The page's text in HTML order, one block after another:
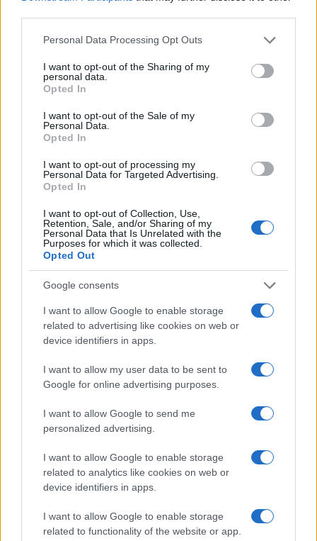
Please note that this website/app uses one or more Google
not limited to your visit or usage behaviour. You may click to
grant or deny consent to Google and its third-party tags to
use your data for below specified purposes in below Google
consent section.
Personal Data Processing Opt Outs
I want to opt-out of the Sharing of my
personal data.
Opted In
I want to opt-out of the Sale of my
Personal Data.
Opted In
I want to opt-out of processing my
Personal Data for Targeted Advertising.
Opted In
I want to opt-out of Collection, Use,
Retention, Sale, and/or Sharing of my
Personal Data that Is Unrelated with the
Purposes for which it was collected.
Opted Out
Google consents
I want to allow Google to enable storage
related to advertising like cookies on web or
device identifiers in apps.
I want to allow my user data to be sent to
Google for online advertising purposes.
I want to allow Google to send me
personalized advertising.
I want to allow Google to enable storage
related to analytics like cookies on web or
device identifiers in apps.
I want to allow Google to enable storage
related to functionality of the website or app.
svoji ustvarjalni praksi secira materijo grajenih objektov
in vztraja v razmerju med dokumentom in konstrukcijo.
Na teoretskem področju raziskuje vznik mišljenja v
konstituciji objekta ter vprašanje preloma v poljih
umetnosti, znanosti in politike. Leta 2020 je s
somišljeniki ustanovil produkcijski prostor za
fotografijo in sorodne prakse Kela v Ljubljani.
Vabljeni, da se udeležite odprtja razstave v Galeriji
Ravne na Ravnah na Koroškem.
posameznik kazensko odgovoren za javno spodbujanje
sovraštva, nasilja ali nestrpnosti. Komentarji z žaljivimi,
odstranjeni. Pravila komentiranja →